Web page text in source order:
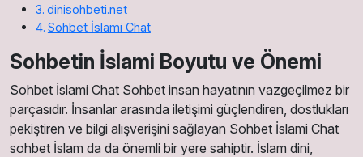
dinisohbeti.net
Sohbet İslami Chat
Sohbetin İslami Boyutu ve Önemi
Sohbet İslami Chat Sohbet insan hayatının vazgeçilmez bir
parçasıdır. İnsanlar arasında iletişimi güçlendiren, dostlukları
pekiştiren ve bilgi alışverişini sağlayan Sohbet İslami Chat
sohbet İslam da da önemli bir yere sahiptir. İslam dini,